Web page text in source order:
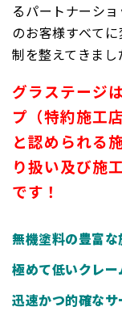
るパートナーショ
のお客様すべて
制を整えてきまし
グラステージ
プ（特約施工
と認められる
り扱い及び施
です！
無機塗料の豊富
極めて低いクレ
迅速かつ的確なサ